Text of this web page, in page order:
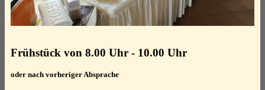
Frühstück von 8.00 Uhr - 10.00 Uhr
oder nach vorheriger Absprache